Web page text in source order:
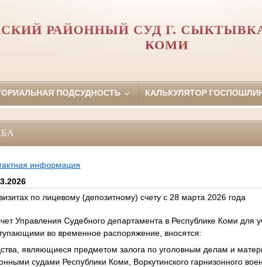
РАЙОННЫЙ СУД Г.
КОМИ
ПОДСУДНОСТЬ КАЛЬКУЛЯТОР
информация
по лицевому (депозитному) счету с 28 марта 2026 года
Управления Судебного департамента в Республике Коми для
во временное распоряжение, вносятся:
являющиеся предметом залога по уголовным делам и
судами Республики Коми, Воркутинского гарнизонного